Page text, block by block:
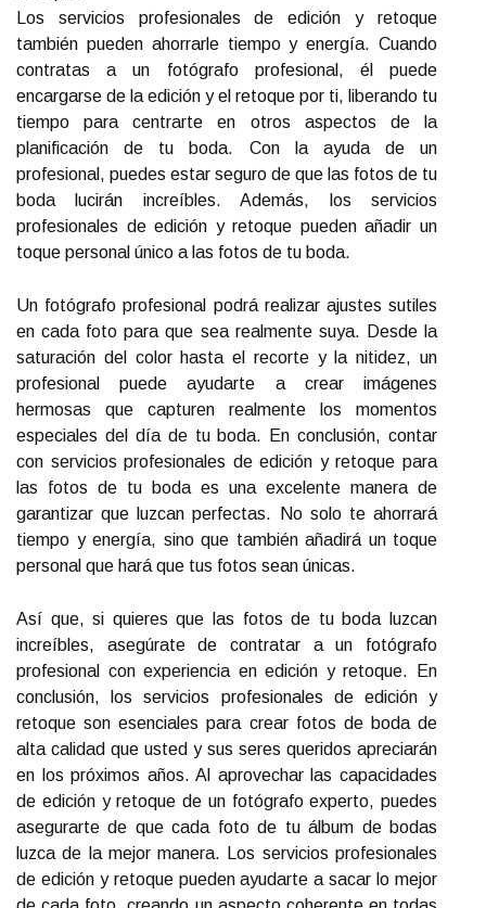
Los servicios profesionales de edición y retoque
también pueden ahorrarle tiempo y energía. Cuando
contratas a un fotógrafo profesional, él puede
encargarse de la edición y el retoque por ti, liberando tu
tiempo para centrarte en otros aspectos de la
planificación de tu boda. Con la ayuda de un
profesional, puedes estar seguro de que las fotos de tu
boda lucirán increíbles. Además, los servicios
profesionales de edición y retoque pueden añadir un
toque personal único a las fotos de tu boda.
Un fotógrafo profesional podrá realizar ajustes sutiles
en cada foto para que sea realmente suya. Desde la
saturación del color hasta el recorte y la nitidez, un
profesional puede ayudarte a crear imágenes
hermosas que capturen realmente los momentos
especiales del día de tu boda. En conclusión, contar
con servicios profesionales de edición y retoque para
las fotos de tu boda es una excelente manera de
garantizar que luzcan perfectas. No solo te ahorrará
tiempo y energía, sino que también añadirá un toque
personal que hará que tus fotos sean únicas.
Así que, si quieres que las fotos de tu boda luzcan
increíbles, asegúrate de contratar a un fotógrafo
profesional con experiencia en edición y retoque. En
conclusión, los servicios profesionales de edición y
retoque son esenciales para crear fotos de boda de
alta calidad que usted y sus seres queridos apreciarán
en los próximos años. Al aprovechar las capacidades
de edición y retoque de un fotógrafo experto, puedes
asegurarte de que cada foto de tu álbum de bodas
luzca de la mejor manera. Los servicios profesionales
de edición y retoque pueden ayudarte a sacar lo mejor